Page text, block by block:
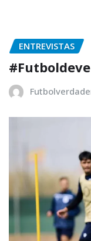
ENTREVISTAS